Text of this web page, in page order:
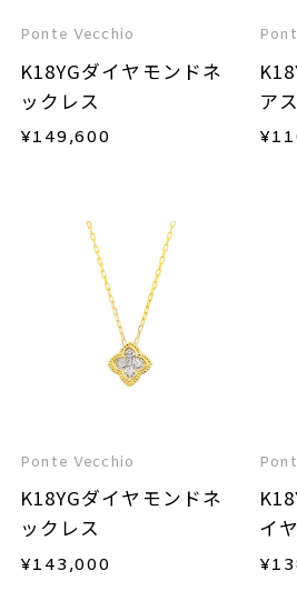
Ponte Vecchio
K18YGダイヤモンドネ
ックレス
¥149,600
ア
¥
Ponte Vecchio
K18YGダイヤモンドネ
ックレス
¥143,000
イ
¥